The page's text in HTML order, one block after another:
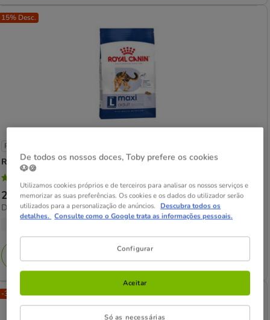
15% Desc.
Patrocinado
Royal CaninMaxi Adult ração para cães
4.8
estrelas
com
avaliações
Preço
de
25.89€
143.26€
25.89€-143.26€
3.98€
Desde 3.98€ / kg
Adicionar
-30% na 2ª un.
De todos os nossos doces, Toby prefere os cookies
🐶🍪
Utilizamos cookies próprios e de terceiros para analisar os nossos serviços e
memorizar as suas preferências. Os cookies e os dados do utilizador serão
utilizados para a personalização de anúncios. Descubra todos os
detalhes. Consulte como o Google trata as informações pessoais.
Configurar
Só as necessárias
Aceitar